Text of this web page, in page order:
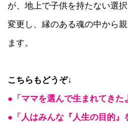
が、地上で子供を持たない選
変更し、縁のある魂の中から
ます。
こちらもどうぞ↓
●「ママを選んで生まれてきた
●「人はみんな『人生の目的』